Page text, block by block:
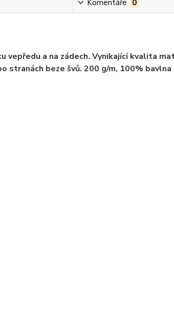
Komentáře 0
vepředu a na zádech. Vynikající kvalita
stranách beze švů. 200 g/m, 100%